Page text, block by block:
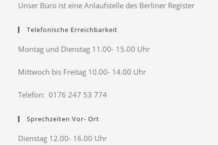
Unser Büro ist eine Anlaufstelle des Berliner Register
Telefonische Erreichbarkeit
Montag und Dienstag 11.00- 15.00 Uhr
Mittwoch bis Freitag 10.00- 14.00 Uhr
Telefon: 0176 247 53 774
Sprechzeiten Vor- Ort
Dienstag 12.00- 16.00 Uhr